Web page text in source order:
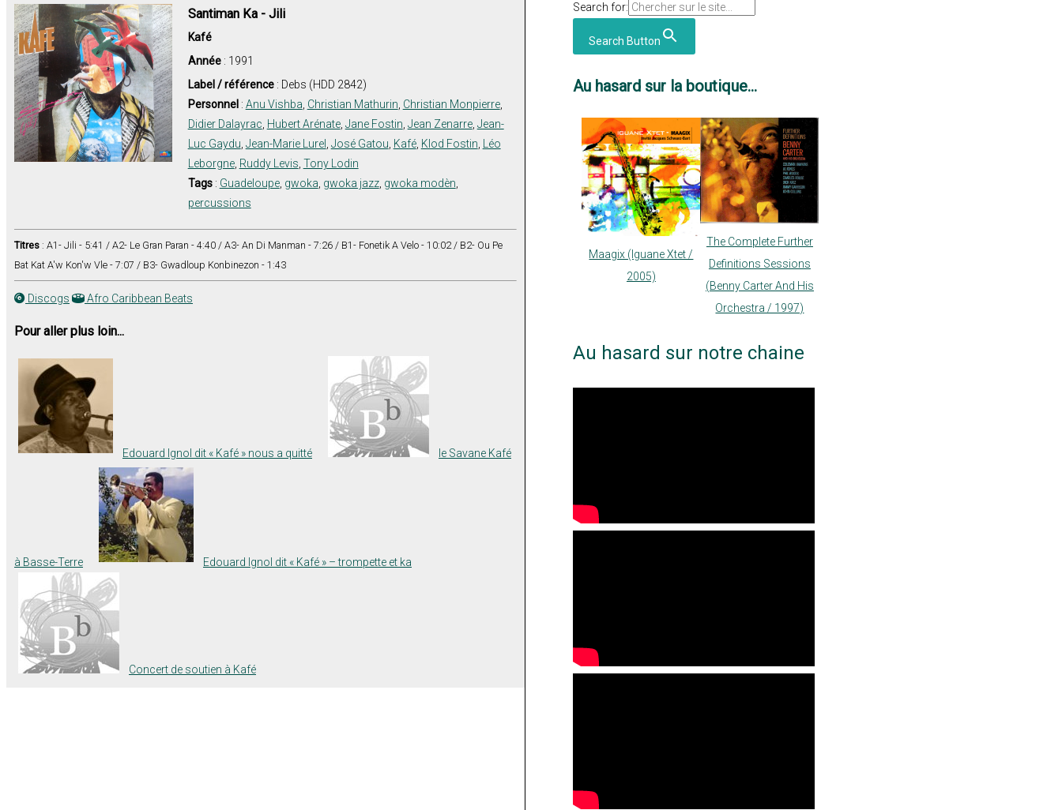
Santiman Ka - Jili
Kafé
Année: 1991
Label / référence: Debs (HDD 2842)
Personnel : Anu Vishba Christian Mathurin Christian Monpierre,
Didier Dalayrac Hubert Arénate, Jane Fostin Jean Zenarre, Jean-
Luc Gaydu Jean-Marie Lurel José Gatou Kafé, Klod Fostin
Léo
Leborgne, Ruddy Levis Tony Lodin
Tags: Guadeloupe, gwoka gwoka jazz, gwoka modèn
percussions
Titres : A1- Jili - 5:41 / A2- Le Gran Paran - 4:40 / A3- An Di Manman - 7:26 / B1- Fonetik A Velo - 10:02 / B2- Ou Pe
Bat Kat A'w Kon'w Vle - 7:07 / B3- Gwadloup Konbinezon - 1:43
Discogs Afro Caribbean Beats
Pour aller plus loin...
Edouard Ignol dit « Kafé » nous a quitté le Savane Kafé
à Basse-Terre Edouard Ignol dit « Kafé » – trompette et ka
Concert de soutien à Kafé
Search for:
Search Button
Au hasard sur la boutique...
Maagix (Iguane Xtet /
2005)
The Complete Further
Definitions Sessions
(Benny Carter And His
Orchestra / 1997)
Au hasard sur notre chaine